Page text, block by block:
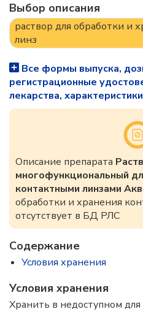
Выбор описания
раствор для обработки и
линз
Все формы выпуска,
регистрационные
лекарства,
Описание препарата
многофункциональный
контактными линзами
обработки и хранения
отсутствует в БД РЛС
Содержание
Условия хранения
Условия хранения
Хранить в недоступном